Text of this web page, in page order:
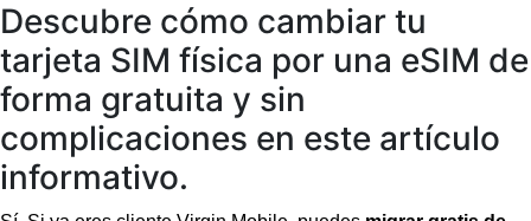
Descubre cómo cambiar tu
tarjeta SIM física por una eSIM de
forma gratuita y sin
complicaciones en este artículo
informativo.